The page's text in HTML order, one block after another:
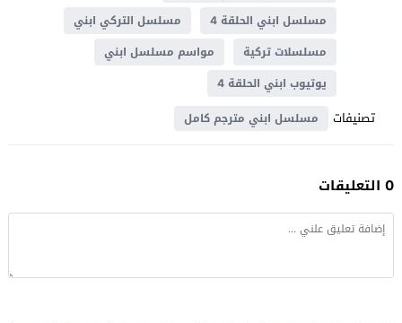
مسلسل ابني الحلقة 4
مسلسل التركي ابني
مسلسلات تركية
مواسم مسلسل ابني
يوتيوب ابني الحلقة 4
تصنيفات مسلسل ابني مترجم كامل
0 التعليقات